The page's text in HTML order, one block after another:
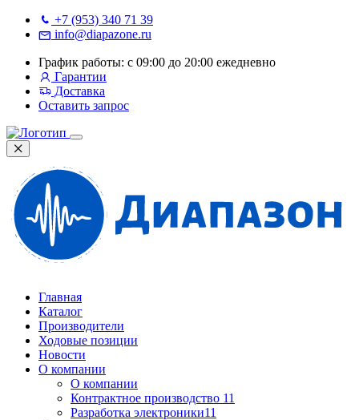
+7 (953) 340 71 39
info@diapazone.ru
График работы: с 09:00 до 20:00 ежедневно
Гарантии
Доставка
Оставить запрос
Главная
Каталог
Производители
Ходовые позиции
Новости
О компании
О компании
Контрактное производство 11
Разработка электроники11